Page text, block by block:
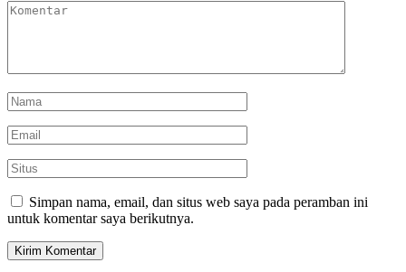
Simpan nama, email, dan situs web saya pada peramban ini
untuk komentar saya berikutnya.